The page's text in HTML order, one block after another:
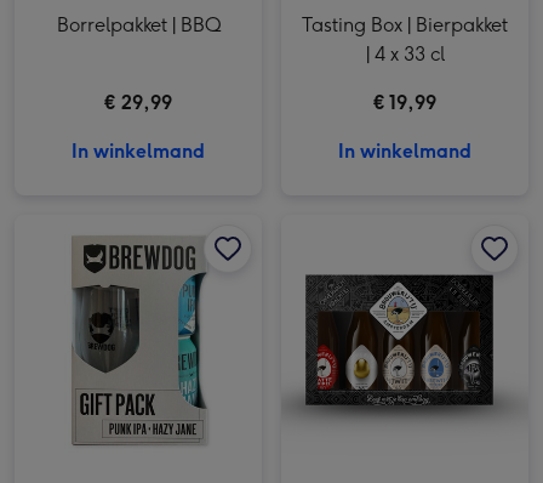
Borrelpakket | BBQ
€ 29,99
In winkelmand
Tasting Box | Bierpakket
| 4 x 33 cl
€ 19,99
In winkelmand